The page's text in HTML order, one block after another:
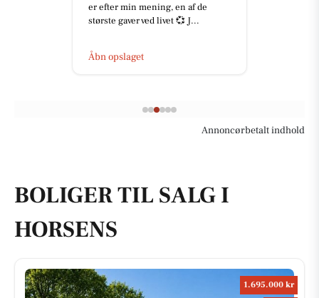
er efter min mening, en af de
største gaver ved livet 💞 J...
Åbn opslaget
Annoncørbetalt indhold
BOLIGER TIL SALG I
HORSENS
1.695.000 kr